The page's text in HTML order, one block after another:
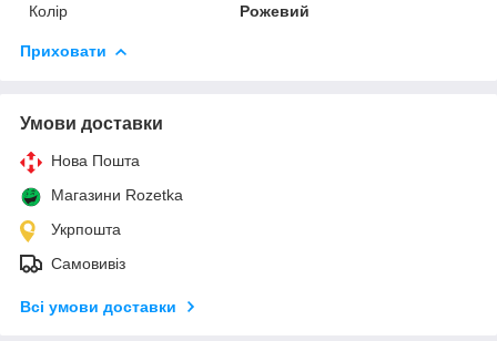
Колір
Рожевий
Приховати
Умови доставки
Нова Пошта
Магазини Rozetka
Укрпошта
Самовивіз
Всі умови доставки